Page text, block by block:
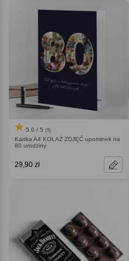
5.0 / 5 (5)
Kartka A4 KOLAŻ ZDJĘĆ upominek na
80 urodziny
29,90 zł